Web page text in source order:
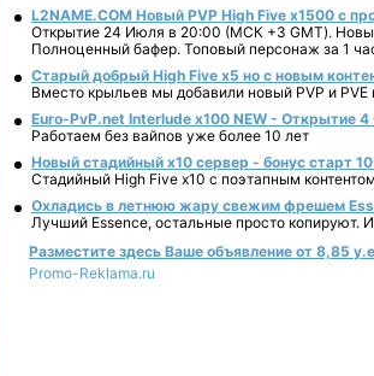
L2NAME.COM Новый PVP High Five x1500 с
Открытие 24 Июля в 20:00 (МСК +3 GMT).
Полноценный бафер. Топовый персонаж за 1
Старый добрый High Five x5 но с новым
Вместо крыльев мы добавили новый PVP и PVE
Euro-PvP.net Interlude х100 NEW - Открытие 4
Работаем без вайпов уже более 10 лет
Новый стадийный х10 сервер - бонус старт
Стадийный High Five x10 с поэтапным
Охладись в летнюю жару свежим фрешем
Лучший Essence, остальные просто копируют.
Разместите здесь Ваше объявление от 8,85
Promo-Reklama.ru